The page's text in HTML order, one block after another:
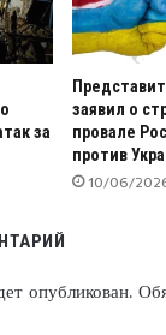
за
заявил о
провале
против
10/06/
опубликован.